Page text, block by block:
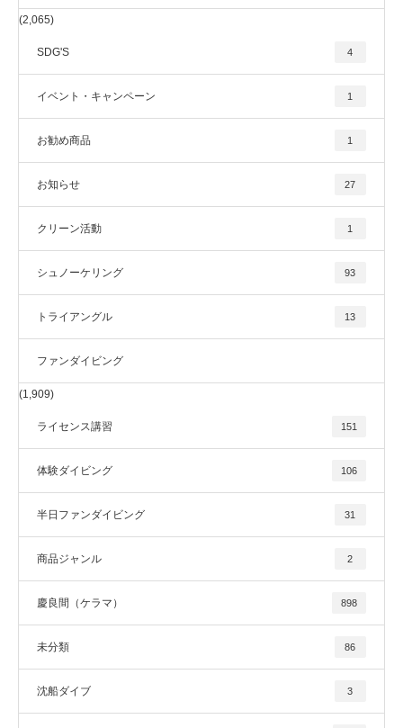
(2,065)
SDG'S 4
イベント・キャンペーン 1
お勧め商品 1
お知らせ 27
クリーン活動 1
シュノーケリング 93
トライアングル 13
ファンダイビング
(1,909)
ライセンス講習 151
体験ダイビング 106
半日ファンダイビング 31
商品ジャンル 2
慶良間（ケラマ） 898
未分類 86
沈船ダイブ 3